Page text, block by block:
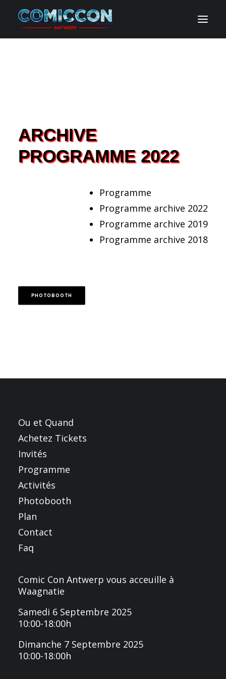
ACTIVITES
CONTACT
FRANÇAIS
ARCHIVE
PROGRAMME 2022
Programme
Programme archive 2022
Programme archive 2019
Programme archive 2018
PHOTOBOOTH
Ou et Quand
Achetez Tickets
Invités
Programme
Activités
Photobooth
Plan
Contact
Faq
Comic Con Antwerp vous acceuille à
Waagnatie
Samedi 6 Septembre 2025
10:00-18:00h
Dimanche 7 Septembre 2025
10:00-18:00h